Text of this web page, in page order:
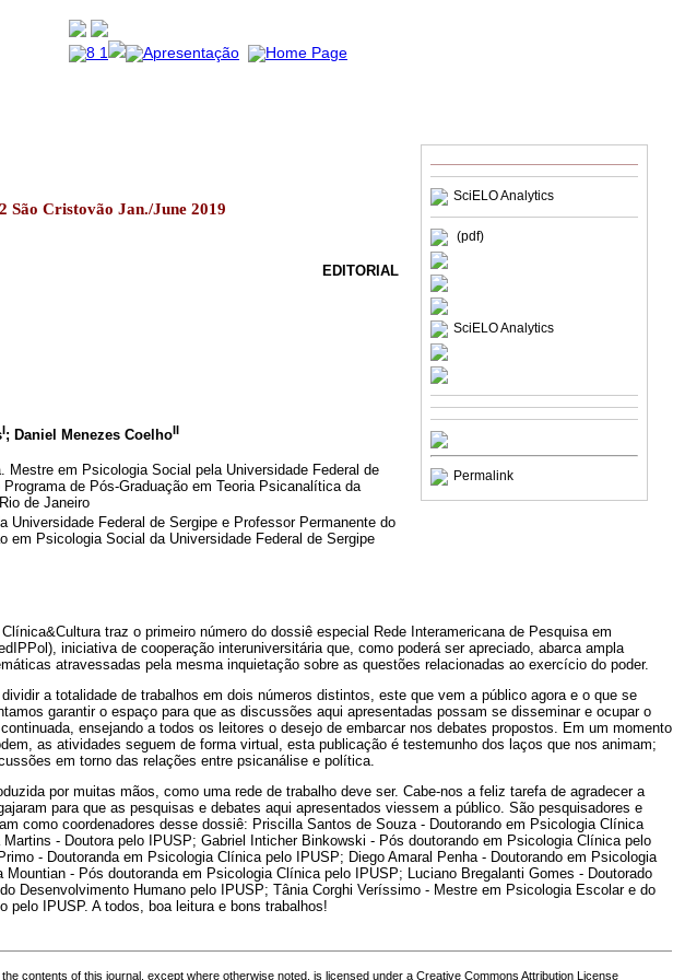
SciELO Analytics
(pdf)
SciELO Analytics
Permalink
São Cristovão Jan./June 2019
EDITORIAL
I; Daniel Menezes CoelhoII
Mestre em Psicologia Social pela Universidade Federal de
de Pós-Graduação em Teoria Psicanalítica da
de Janeiro
Universidade Federal de Sergipe e Professor Permanente do
em Psicologia Social da Universidade Federal de Sergipe
traz o primeiro número do dossiê especial Rede Interamericana de Pesquisa em
iniciativa de cooperação interuniversitária que, como poderá ser apreciado, abarca ampla
atravessadas pela mesma inquietação sobre as questões relacionadas ao exercício do poder.
a totalidade de trabalhos em dois números distintos, este que vem a público agora e o que se
garantir o espaço para que as discussões aqui apresentadas possam se disseminar e ocupar o
ensejando a todos os leitores o desejo de embarcar nos debates propostos. Em um momento
as atividades seguem de forma virtual, esta publicação é testemunho dos laços que nos animam;
em torno das relações entre psicanálise e política.
por muitas mãos, como uma rede de trabalho deve ser. Cabe-nos a feliz tarefa de agradecer a
para que as pesquisas e debates aqui apresentados viessem a público. São pesquisadores e
como coordenadores desse dossiê: Priscilla Santos de Souza - Doutorando em Psicologia Clínica
- Doutora pelo IPUSP; Gabriel Inticher Binkowski - Pós doutorando em Psicologia Clínica pelo
- Doutoranda em Psicologia Clínica pelo IPUSP; Diego Amaral Penha - Doutorando em Psicologia
- Pós doutoranda em Psicologia Clínica pelo IPUSP; Luciano Bregalanti Gomes - Doutorado
Desenvolvimento Humano pelo IPUSP; Tânia Corghi Veríssimo - Mestre em Psicologia Escolar e do
pelo IPUSP. A todos, boa leitura e bons trabalhos!
the contents of this journal, except where otherwise noted, is licensed under a Creative Commons Attribution License